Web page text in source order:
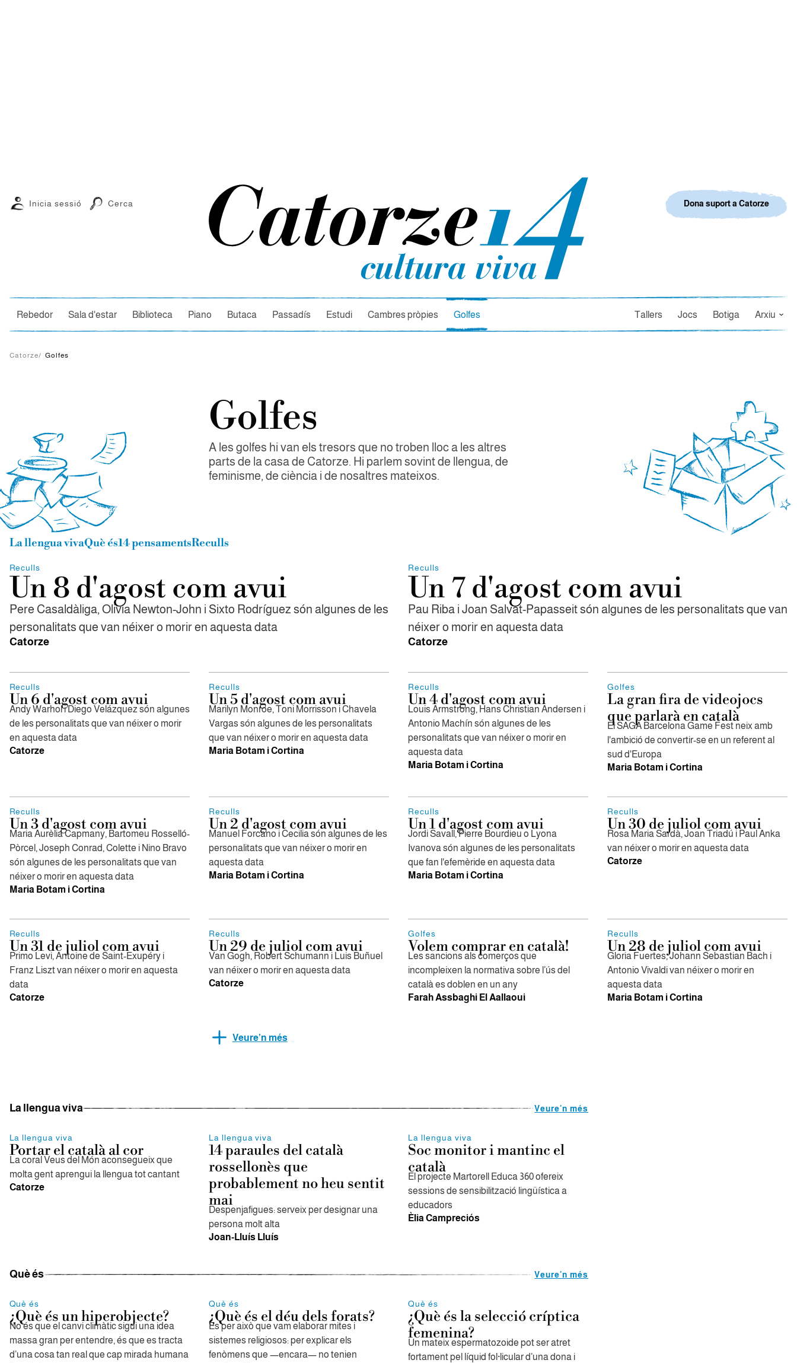
Cercador
Inicia sessió Cerca
Rebedor Sala d'estar Biblioteca Piano Butaca Passadís Estudi Cambres pròpies Golfes Tallers Jocs Botiga Arxiu
Dona suport a Catorze
Catorze/ Golfes
Golfes
A les golfes hi van els tresors que no troben lloc a les altres
parts de la casa de Catorze. Hi parlem sovint de llengua, de
feminisme, de ciència i de nosaltres mateixos.
La llengua vivaQuè és14 pensamentsReculls
Reculls
Un 8 d'agost com avui
Pere Casaldàliga, Olivia Newton-John i Sixto Rodríguez són algunes de les
personalitats que van néixer o morir en aquesta data
Catorze
Reculls
Un 7 d'agost com avui
Pau Riba i Joan Salvat-Papasseit són algunes de les personalitats que van
néixer o morir en aquesta data
Catorze
Reculls
Un 6 d'agost com avui
Andy Warhol i Diego Velázquez són algunes
de les personalitats que van néixer o morir
en aquesta data
Catorze
Reculls
Un 5 d'agost com avui
Marilyn Monroe, Toni Morrisson i Chavela
Vargas són algunes de les personalitats
que van néixer o morir en aquesta data
Maria Botam i Cortina
Reculls
Un 4 d'agost com avui
Louis Armstrong, Hans Christian Andersen i
Antonio Machín són algunes de les
personalitats que van néixer o morir en
aquesta data
Maria Botam i Cortina
Golfes
La gran fira de videojocs
que parlarà en català
El SAGA Barcelona Game Fest neix amb
l'ambició de convertir-se en un referent al
sud d'Europa
Maria Botam i Cortina
Reculls
Un 3 d'agost com avui
Maria Aurèlia Capmany, Bartomeu Rosselló-
Pòrcel, Joseph Conrad, Colette i Nino Bravo
són algunes de les personalitats que van
néixer o morir en aquesta data
Maria Botam i Cortina
Reculls
Un 2 d'agost com avui
Manuel Forcano i Cecilia són algunes de les
personalitats que van néixer o morir en
aquesta data
Maria Botam i Cortina
Reculls
Un 1 d'agost com avui
Jordi Savall, Pierre Bourdieu o Lyona
Ivanova són algunes de les personalitats
que fan l'efemèride en aquesta data
Maria Botam i Cortina
Reculls
Un 30 de juliol com avui
Rosa Maria Sardà, Joan Triadú i Paul Anka
van néixer o morir en aquesta data
Catorze
Reculls
Un 31 de juliol com avui
Primo Levi, Antoine de Saint-Exupéry i
Franz Liszt van néixer o morir en aquesta
data
Catorze
Reculls
Un 29 de juliol com avui
Van Gogh, Robert Schumann i Luis Buñuel
van néixer o morir en aquesta data
Catorze
Golfes
Volem comprar en català!
Les sancions als comerços que
incompleixen la normativa sobre l’ús del
català es doblen en un any
Farah Assbaghi El Aallaoui
Reculls
Un 28 de juliol com avui
Gloria Fuertes, Johann Sebastian Bach i
Antonio Vivaldi van néixer o morir en
aquesta data
Maria Botam i Cortina
Veure’n més
La llengua viva Veure'n més
La llengua viva
Portar el català al cor
La coral Veus del Món aconsegueix que
molta gent aprengui la llengua tot cantant
Catorze
La llengua viva
14 paraules del català
rossellonès que
probablement no heu sentit
mai
Despenjafigues: serveix per designar una
persona molt alta
Joan-Lluís Lluís
La llengua viva
Soc monitor i mantinc el
català
El projecte Martorell Educa 360 ofereix
sessions de sensibilització lingüística a
educadors
Èlia Campreciós
Què és Veure'n més
Què és
¿Què és un hiperobjecte?
No és que el canvi climàtic sigui una idea
massa gran per entendre, és que es tracta
d’una cosa tan real que cap mirada humana
Què és
¿Què és el déu dels forats?
És per això que vam elaborar mites i
sistemes religiosos: per explicar els
fenòmens que —encara— no tenien
Què és
¿Què és la selecció críptica
femenina?
Un mateix espermatozoide pot ser atret
fortament pel líquid fol·licular d’una dona i